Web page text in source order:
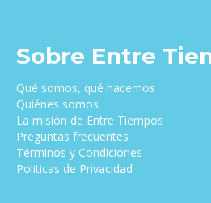
Sobre Entre
Qué somos, qué hacemos
Quiénes somos
La misión de Entre Tiempos
Preguntas frecuentes
Términos y Condiciones
Politicas de Privacidad